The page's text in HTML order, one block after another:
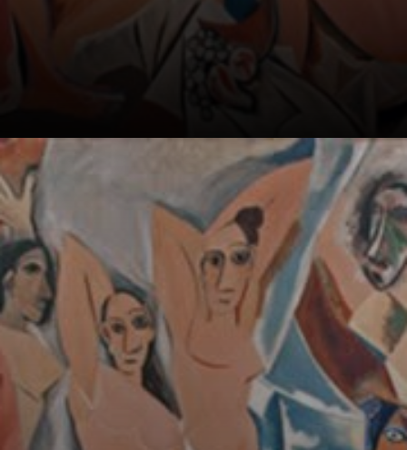
Elas representam
cinco mulheres
nus com figuras